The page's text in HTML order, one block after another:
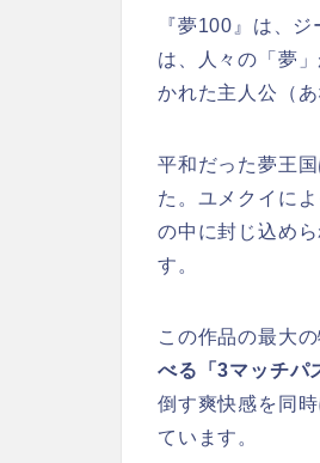
『夢100』は、
は、人々の「夢
かれた主人公（
平和だった夢王
た。ユメクイに
の中に封じ込め
す。
この作品の最大の
べる「3マッチパ
倒す爽快感を同
ています。